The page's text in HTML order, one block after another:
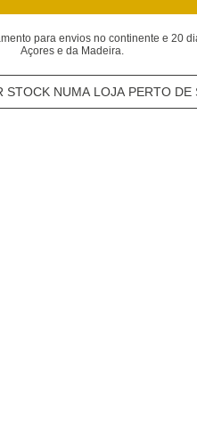
para envios no continente e 20
Açores e da Madeira.
STOCK NUMA LOJA PERTO DE